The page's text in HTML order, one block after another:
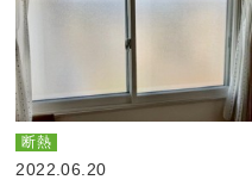
断熱
2022.06.20